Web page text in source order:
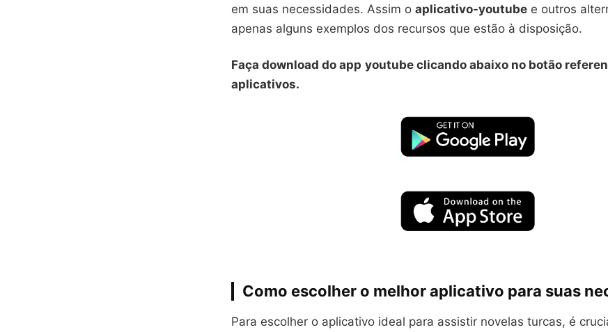
em suas necessidades. Assim o aplicativo-youtube e outros
apenas alguns exemplos dos recursos que estão à disposição.
Faça download do app youtube clicando abaixo no botão
aplicativos.
Como escolher o melhor aplicativo para suas
Para escolher o aplicativo ideal para assistir novelas turcas, é